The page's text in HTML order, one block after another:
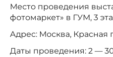
Место проведения
фотомаркет» в ГУМ, 3
Адрес: Москва, Красная
Даты проведения: 2 —